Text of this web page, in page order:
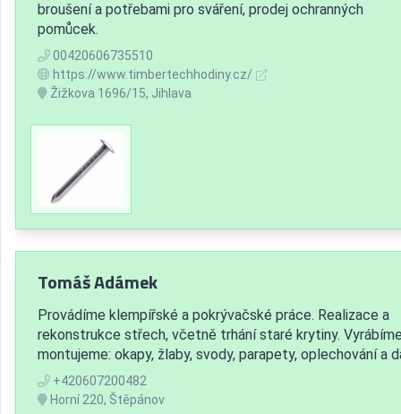
broušení a potřebami pro sváření, prodej ochranných
pomůcek.
00420606735510
https://www.timbertechhodiny.cz/
Žižkova 1696/15, Jihlava
Tomáš Adámek
Provádíme klempířské a pokrývačské práce. Realizace a
rekonstrukce střech, včetně trhání staré krytiny.
montujeme: okapy, žlaby, svody, parapety, oplechování a
+420607200482
Horní 220, Štěpánov